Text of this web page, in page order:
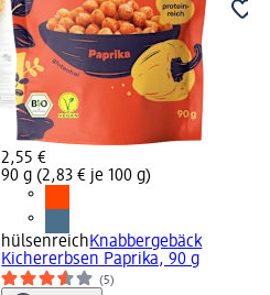
2,55 €
90 g (2,83 € je 100 g)
hülsenreichKnabbergebäck
Kichererbsen Paprika, 90 g
(5)